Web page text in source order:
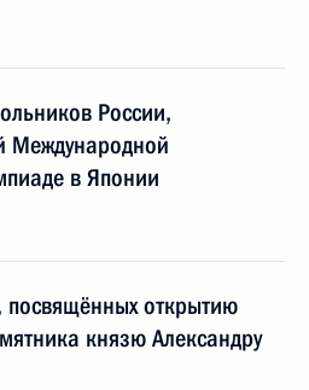
России,
Международной
в Японии
посвящённых открытию
князю Александру